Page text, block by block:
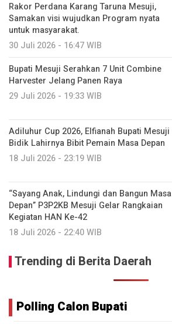
Rakor Perdana Karang Taruna Mesuji,
Samakan visi wujudkan Program nyata
untuk masyarakat.
30 Juli 2026 - 16:47 WIB
Bupati Mesuji Serahkan 7 Unit Combine
Harvester Jelang Panen Raya
29 Juli 2026 - 19:33 WIB
Adiluhur Cup 2026, Elfianah Bupati Mesuji
Bidik Lahirnya Bibit Pemain Masa Depan
18 Juli 2026 - 23:19 WIB
“Sayang Anak, Lindungi dan Bangun Masa
Depan” P3P2KB Mesuji Gelar Rangkaian
Kegiatan HAN Ke-42
18 Juli 2026 - 22:40 WIB
Trending di Berita Daerah
Polling Calon Bupati